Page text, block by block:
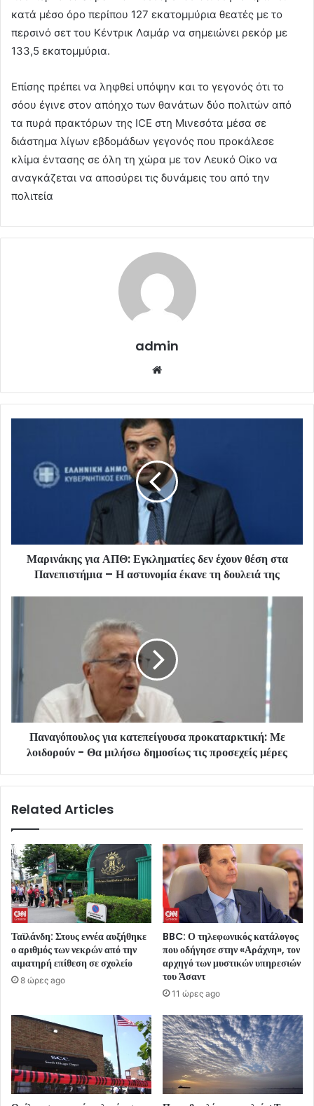
κατά μέσο όρο περίπου 127 εκατομμύρια θεατές με το
περσινό σετ του Κέντρικ Λαμάρ να σημειώνει ρεκόρ με
133,5 εκατομμύρια.
Επίσης πρέπει να ληφθεί υπόψην και το γεγονός ότι το
σόου έγινε στον απόηχο των θανάτων δύο πολιτών από
τα πυρά πρακτόρων της ICE στη Μινεσότα μέσα σε
διάστημα λίγων εβδομάδων γεγονός που προκάλεσε
κλίμα έντασης σε όλη τη χώρα με τον Λευκό Οίκο να
αναγκάζεται να αποσύρει τις δυνάμεις του από την
πολιτεία
admin
Μαρινάκης για ΑΠΘ: Εγκληματίες δεν έχουν θέση στα
Πανεπιστήμια – Η αστυνομία έκανε τη δουλειά της
Παναγόπουλος για κατεπείγουσα προκαταρκτική: Με
λοιδορούν - Θα μιλήσω δημοσίως τις προσεχείς μέρες
Related Articles
Ταϊλάνδη: Στους εννέα αυξήθηκε
ο αριθμός των νεκρών από την
αιματηρή επίθεση σε σχολείο
8 ώρες ago
BBC: Ο τηλεφωνικός κατάλογος
που οδήγησε στην «Αράχνη», τον
αρχηγό των μυστικών υπηρεσιών
του Άσαντ
11 ώρες ago